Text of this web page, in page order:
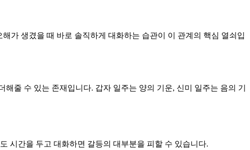
가 생겼을 때 바로 솔직하게 대화하는 습관이 이 관계의 핵심 열쇠입
줄 수 있는 존재입니다. 갑자 일주는 양의 기운, 신미 일주는 음의 기
시간을 두고 대화하면 갈등의 대부분을 피할 수 있습니다.